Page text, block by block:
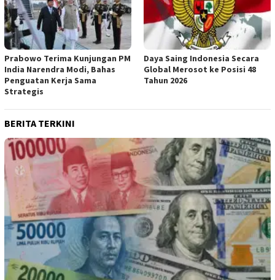
Prabowo Terima Kunjungan PM
India Narendra Modi, Bahas
Penguatan Kerja Sama
Strategis
Daya Saing Indonesia Secara
Global Merosot ke Posisi 48
Tahun 2026
BERITA TERKINI